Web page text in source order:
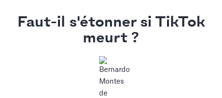
Faut-il s'étonner si TikTok
meurt ?